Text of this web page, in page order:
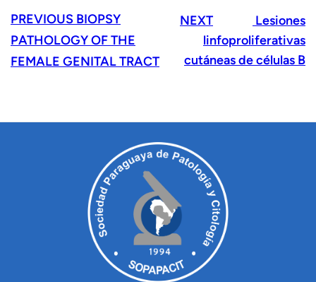
PREVIOUS BIOPSY
PATHOLOGY OF THE
FEMALE GENITAL TRACT
NEXT
Lesiones
linfoproliferativas
cutáneas de células B